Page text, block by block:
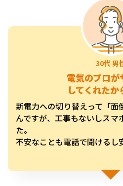
電気のプロが
してくれたか
新電力への切り替えって「面
んですが、工事もないしスマ
た。
不安なことも電話で聞けるし